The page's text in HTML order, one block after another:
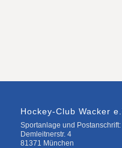
Hockey-Club Wacker
Sportanlage und Postanschrift:
Demleitnerstr. 4
81371 München